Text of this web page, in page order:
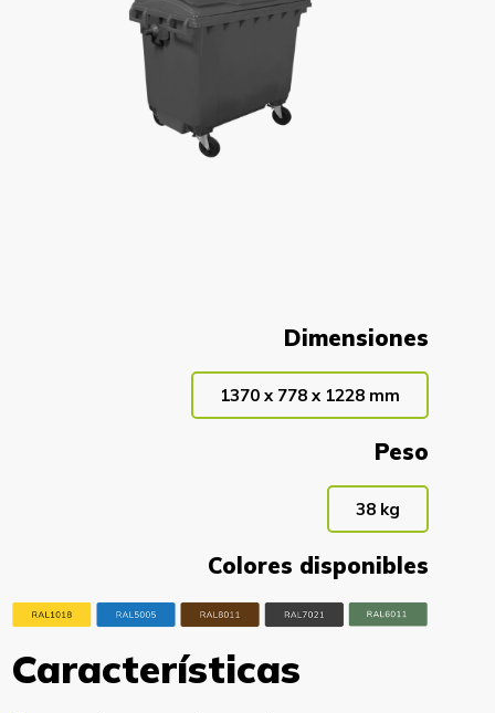
Dimensiones
1370 x 778 x 1228 mm
Peso
38 kg
Colores disponibles
Características